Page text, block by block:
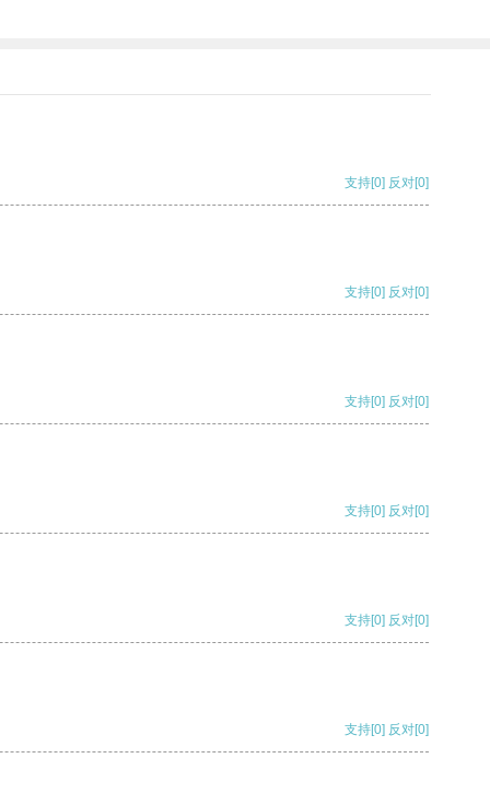
支持[0] 反对[0]
支持[0] 反对[0]
支持[0] 反对[0]
支持[0] 反对[0]
支持[0] 反对[0]
支持[0] 反对[0]